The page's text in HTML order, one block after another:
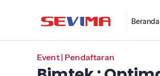
Beranda
Event| Pendaftaran